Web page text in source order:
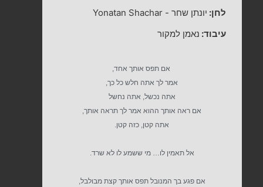
לחן: יונתן שחר -
Yonatan Shachar
עיבוד: נאמן למקור
אם תפס אותך אחד,
אמר לך אתה חלש כל כך,
אתה נכשל, אתה נחשל
אם ראה אותך ההוא אמר לך תראה אותך,
אתה קטן, כזה קטן.
אל תאמין לו… מי ששמע לו לא שרד.
אם פגע בך המנובל תפס אותך קצת מבולבל,